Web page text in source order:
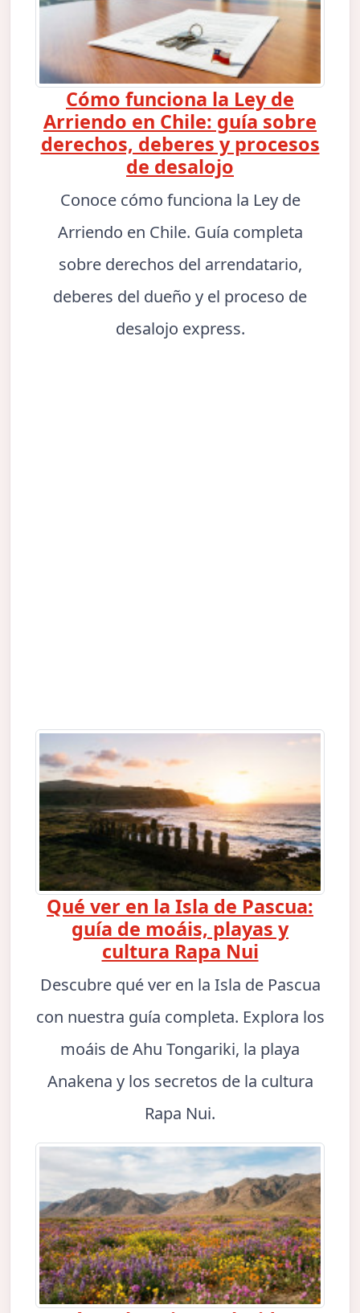
Cómo funciona la Ley de
Arriendo en Chile: guía sobre
derechos, deberes y procesos
de desalojo
Conoce cómo funciona la Ley de
Arriendo en Chile. Guía completa
sobre derechos del arrendatario,
deberes del dueño y el proceso de
desalojo express.
Qué ver en la Isla de Pascua:
guía de moáis, playas y
cultura Rapa Nui
Descubre qué ver en la Isla de Pascua
con nuestra guía completa. Explora los
moáis de Ahu Tongariki, la playa
Anakena y los secretos de la cultura
Rapa Nui.